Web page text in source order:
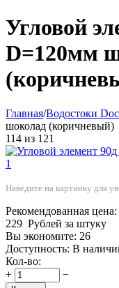
Угловой
D=120мм
Главная/Водостоки
шоколад (коричневый)
114 из 121
Наведите на картинку для
Рекомендованная цена:
229 Рублей за штуку
Вы экономите: 26
Доступность: В
Кол-во:
+
−